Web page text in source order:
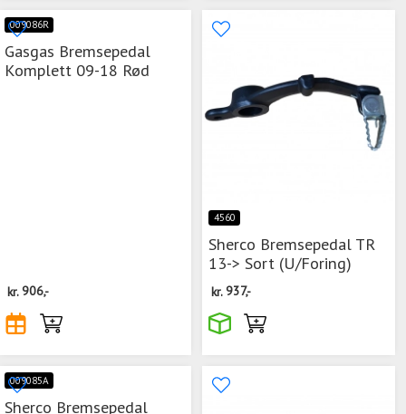
009086R
Gasgas Bremsepedal
Komplett 09-18 Rød
kr.906,-
4560
Sherco Bremsepedal TR
13-> Sort (U/Foring)
kr.937,-
009085A
Sherco Bremsepedal